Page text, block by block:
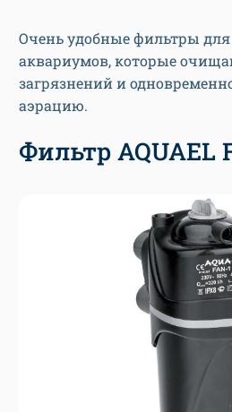
Очень удобные фильтры
аквариумов, которые
загрязнений и
аэрацию.
Фильтр AQUAEL